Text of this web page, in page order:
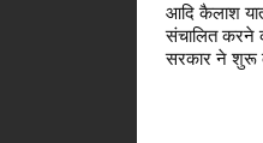
आदि कैलाश
संचालित करने
सरकार ने शुरू